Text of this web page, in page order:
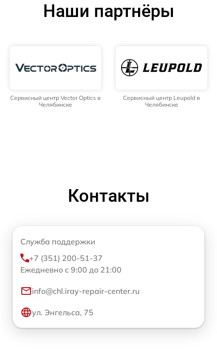
Наши партнёры
Сервисный центр Vector Optics в
Челябинске
Сервисный центр Leupold в
Челябинске
Контакты
Служба поддержки
+7 (351) 200-51-37
Ежедневно с 9:00 до 21:00
info@chl.iray-repair-center.ru
ул. Энгельса, 75